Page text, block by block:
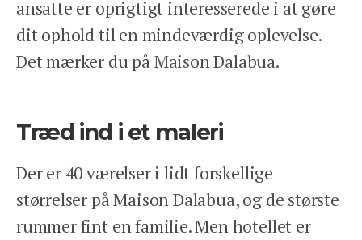
ansatte er oprigtigt interesserede i at gøre
dit ophold til en mindeværdig oplevelse.
Det mærker du på Maison Dalabua.
Træd ind i et maleri
Der er 40 værelser i lidt forskellige
størrelser på Maison Dalabua, og de største
rummer fint en familie. Men hotellet er